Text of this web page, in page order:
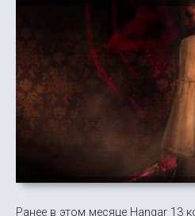
Ранее в этом месяце Hangar 13